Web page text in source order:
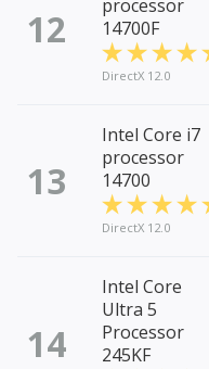
12
processor
14700F
DirectX 12.0
13
Intel Core i7
processor
14700
DirectX 12.0
14
Intel Core
Ultra 5
Processor
245KF